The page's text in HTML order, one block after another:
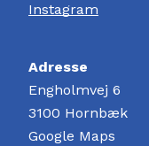
Instagram
Adresse
Engholmvej 6
3100 Hornbæk
Google Maps